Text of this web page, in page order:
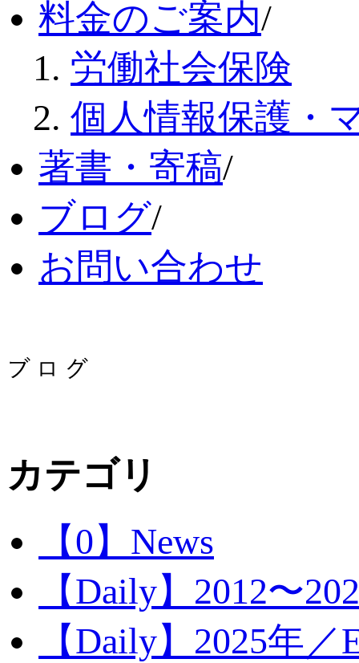
料金のご案内/
労働社会保険
個人情報保護・
著書・寄稿/
ブログ/
お問い合わせ
カテゴリ
【0】News
【Daily】2012〜
【Daily】2025年／